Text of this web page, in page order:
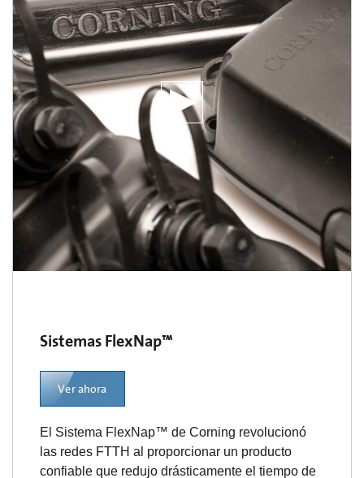
Sistemas FlexNap™
Ver ahora
El Sistema FlexNap™ de Corning revolucionó
las redes FTTH al proporcionar un producto
confiable que redujo drásticamente el tiempo de